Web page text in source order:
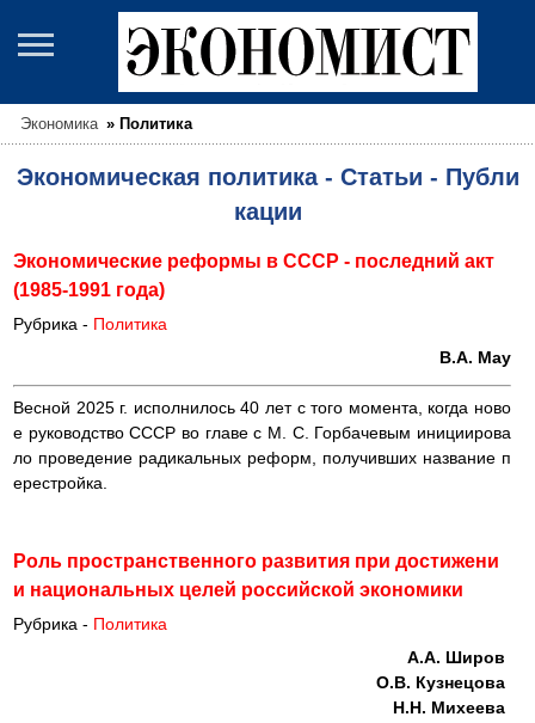
Экономика » Политика
Экономическая политика - Статьи - Публи
кации
Экономические реформы в СССР - последний акт
(1985-1991 года)
Рубрика - Политика
В.А. Мау
Весной 2025 г. исполнилось 40 лет с того момента, когда ново
е руководство СССР во главе с М. С. Горбачевым инициирова
ло проведение радикальных реформ, получивших название п
ерестройка.
Роль пространственного развития при достижени
и национальных целей российской экономики
Рубрика - Политика
А.А. Широв
О.В. Кузнецова
Н.Н. Михеева